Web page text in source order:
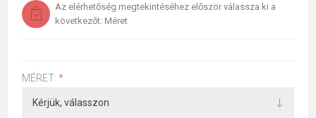
Az elérhetőség megtekintéséhez először válassza ki a
következőt: Méret
MÉRET: *